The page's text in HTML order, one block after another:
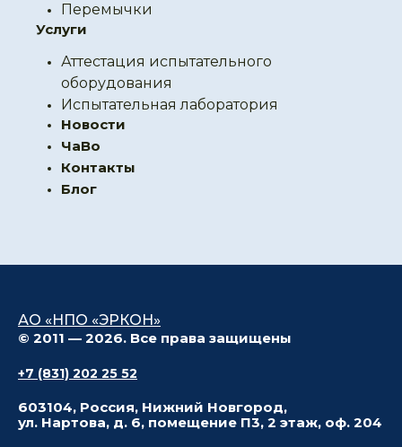
Перемычки
Услуги
Аттестация испытательного
оборудования
Испытательная лаборатория
Новости
ЧаВо
Контакты
Блог
АО «НПО «ЭРКОН»
© 2011 — 2026. Все права защищены
+7 (831) 202 25 52
603104, Россия, Нижний Новгород,
ул. Нартова, д. 6, помещение П3, 2 этаж, оф. 204